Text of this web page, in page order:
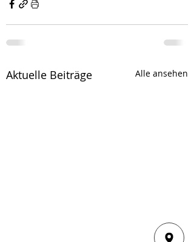
Aktuelle Beiträge Alle ansehen